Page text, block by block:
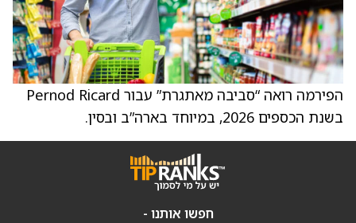
הפירמה רואה “סביבה מאתגרת” עבור Pernod Ricard
בשנת הכספים 2026, במיוחד בארה”ב ובסין.
חפשו אותנו -